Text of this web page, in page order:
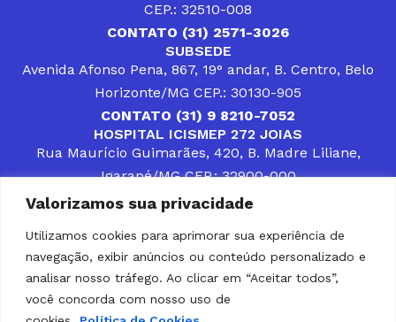
Valorizamos sua privacidade
Utilizamos cookies para aprimorar sua experiência de
navegação, exibir anúncios ou conteúdo personalizado e
analisar nosso tráfego. Ao clicar em “Aceitar todos”,
você concorda com nosso uso de
CEP.: 32510-008
CONTATO (31) 2571-3026
SUBSEDE
Avenida Afonso Pena, 867, 19° andar, B. Centro, Belo
Horizonte/MG CEP.: 30130-905
CONTATO (31) 9 8210-7052
HOSPITAL ICISMEP 272 JOIAS
Rua Maurício Guimarães, 420, B. Madre Liliane,
Igarapé/MG CEP.: 32900-000
CONTATOS (31) 3512-4400 ou (31) 9 8309-8660
DESENVOLVER SOLUÇÕES, AÇÕES E SERVIÇOS
PÚBLICOS QUE COMPLEMENTEM A ASSISTÊNCIA À
POPULAÇÃO DA REGIÃO EM QUE ATUA, SENDO
PARCEIRO DOS MUNICÍPIOS CONSORCIADOS NA
SOLUÇÃO DE DIFICULDADES ENFRENTADAS POR
GESTORES MUNICIPAIS, É O COMPROMISSO DO
ICISMEP.